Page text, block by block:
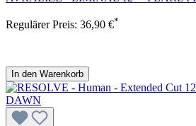
Regulärer Preis: 36,90 €*
In den Warenkorb